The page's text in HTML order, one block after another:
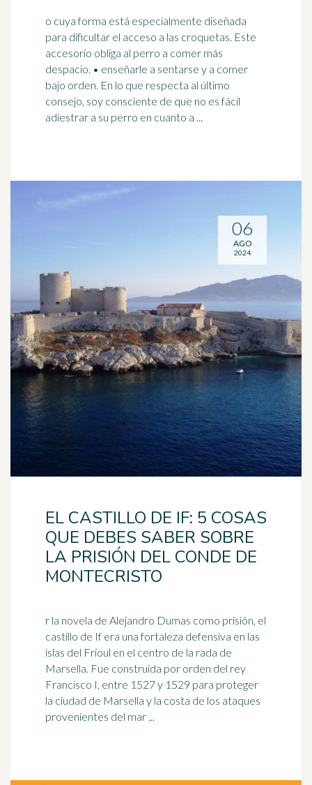
o cuya forma está especialmente diseñada
para dificultar el acceso a las croquetas. Este
accesorio obliga al perro a comer más
despacio. • enseñarle a sentarse y a comer
bajo orden. En lo que respecta al último
consejo, soy consciente de que no es fácil
adiestrar a su perro en cuanto a ...
EL CASTILLO DE IF: 5 COSAS
QUE DEBES SABER SOBRE
LA PRISIÓN DEL CONDE DE
MONTECRISTO
r la novela de Alejandro Dumas como prisión, el
castillo de If era una fortaleza defensiva en las
islas del Frioul en el centro de la rada de
Marsella. Fue construida por orden del rey
Francisco I, entre 1527 y 1529 para proteger
la ciudad de Marsella y la costa de los ataques
provenientes del mar ...
06
AGO
2024